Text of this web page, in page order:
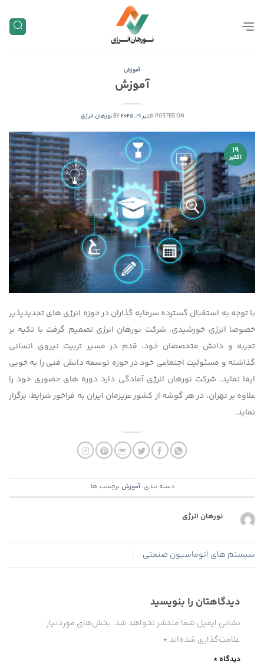
content
آموزش
آموزش
POSTED ON اکتبر 19, 2025 BYنورهان انرژی
19
اکتبر
با توجه به استقبال گسترده سرمایه گذاران در حوزه انرژی های تجدیدپذیر
خصوصا انرژی خورشیدی، شرکت نورهان انرژی تصمیم گرفت با تکیه بر
تجربه و دانش متخصصان خود، قدم در مسیر تربیت نیروی انسانی
گذاشته و مسئولیت اجتماعی خود در حوزه توسعه دانش فنی را به خوبی
ایفا نماید. شرکت نورهان انرژی آمادگی دارد دوره های حضوری خود را
علاوه بر تهران، در هر گوشه از کشور عزیزمان ایران به فراخور شرایط، برگزار
نماید.
دسته بندی:آموزش برچسب ها:
نورهان انرژی
سیستم های اتوماسیون صنعتی
دیدگاهتان را بنویسید
نشانی ایمیل شما منتشر نخواهد شد. بخش‌های موردنیاز
علامت‌گذاری شده‌اند *
دیدگاه*